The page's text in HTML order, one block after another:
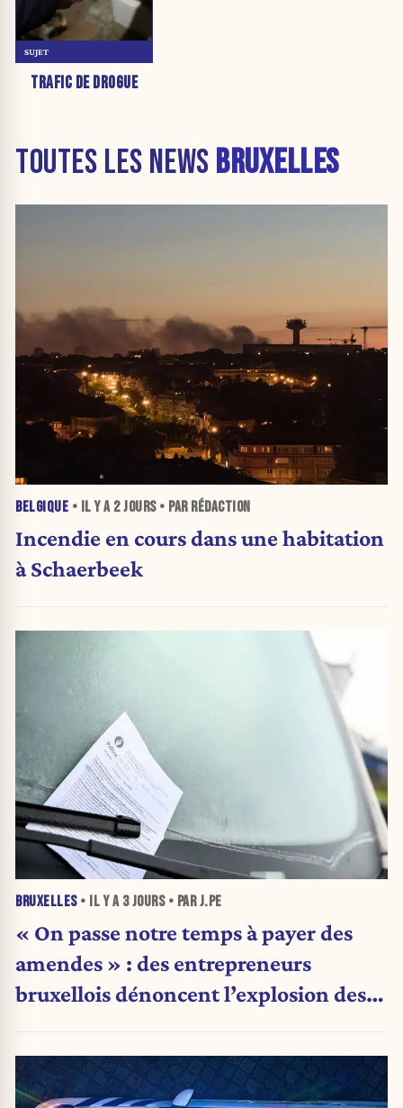
TRAFIC DE DROGUE
SUJET
TOUTES LES NEWS BRUXELLES
BELGIQUE • IL Y A 2 JOURS• PAR RÉDACTION
Incendie en cours dans une habitation
à Schaerbeek
BRUXELLES• IL Y A 3 JOURS• PAR J.PE
« On passe notre temps à payer des
amendes » : des entrepreneurs
bruxellois dénoncent l’explosion des